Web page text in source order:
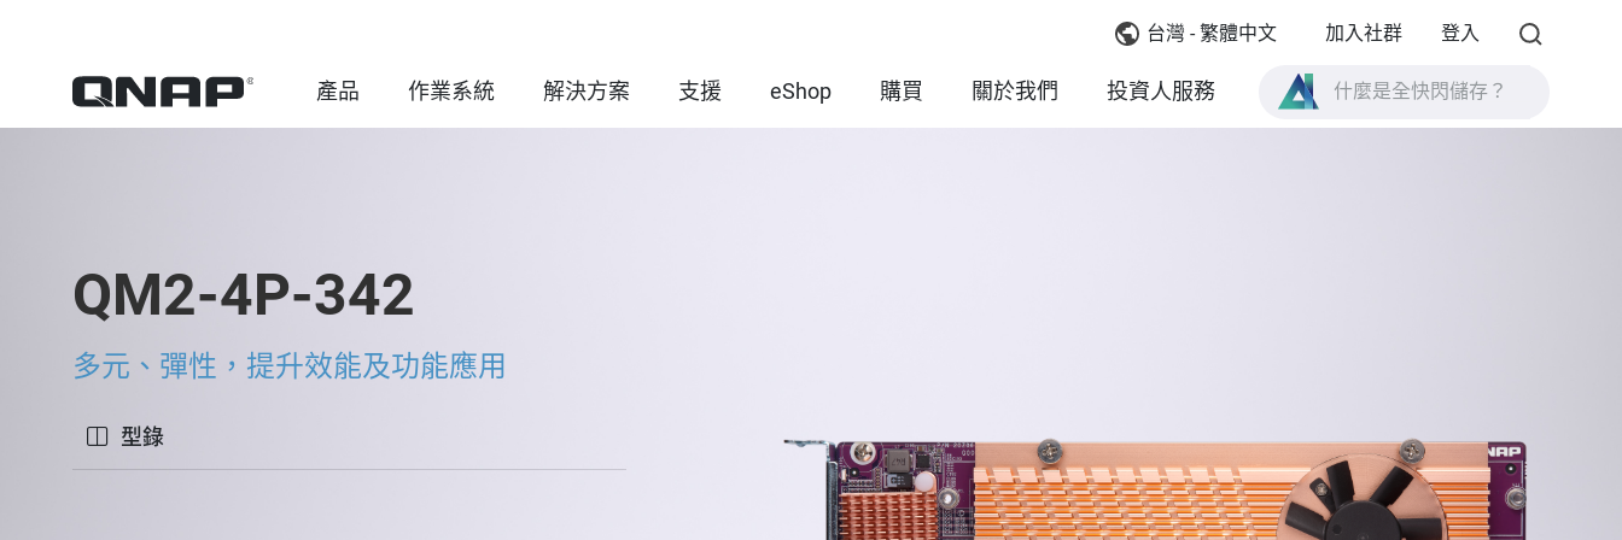
台灣 - 繁體中文 加入社群 登入
產品 作業系統 解決方案 支援 eShop 購買 關於我們 投資人服務
什麼是全快閃儲存？
什麼是 High Availability ？
QM2-4P-342
多元、彈性，提升效能及功能應用
型錄